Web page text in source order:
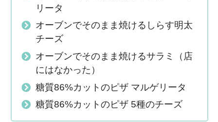
リータ
オーブンでそのまま焼けるしらす明太
チーズ
オーブンでそのまま焼けるサラミ（店
にはなかった）
糖質86%カットのピザ マルゲリータ
糖質86%カットのピザ 5種のチーズ